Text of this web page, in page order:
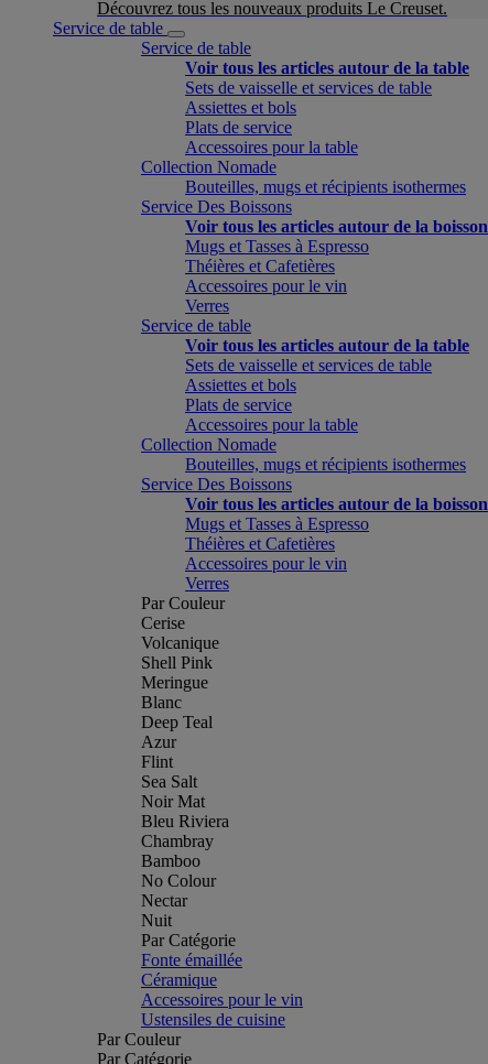
Découvrez tous les nouveaux produits Le Creuset.
Service de table
Service de table
Voir tous les articles autour de la table
Sets de vaisselle et services de table
Assiettes et bols
Plats de service
Accessoires pour la table
Collection Nomade
Bouteilles, mugs et récipients isothermes
Service Des Boissons
Voir tous les articles autour de la boisson
Mugs et Tasses à Espresso
Théières et Cafetières
Accessoires pour le vin
Verres
Service de table
Voir tous les articles autour de la table
Sets de vaisselle et services de table
Assiettes et bols
Plats de service
Accessoires pour la table
Collection Nomade
Bouteilles, mugs et récipients isothermes
Service Des Boissons
Voir tous les articles autour de la boisson
Mugs et Tasses à Espresso
Théières et Cafetières
Accessoires pour le vin
Verres
Par Couleur
Cerise
Volcanique
Shell Pink
Meringue
Blanc
Deep Teal
Azur
Flint
Sea Salt
Noir Mat
Bleu Riviera
Chambray
Bamboo
No Colour
Nectar
Nuit
Par Catégorie
Fonte émaillée
Céramique
Accessoires pour le vin
Ustensiles de cuisine
Par Couleur
Par Catégorie